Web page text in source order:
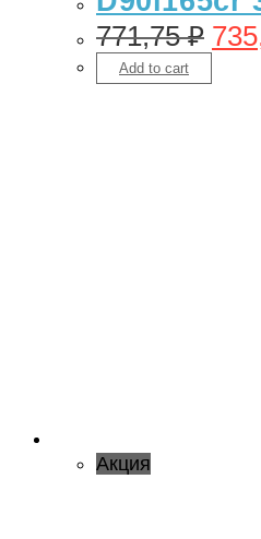
771,75₽
Add to cart
Акция